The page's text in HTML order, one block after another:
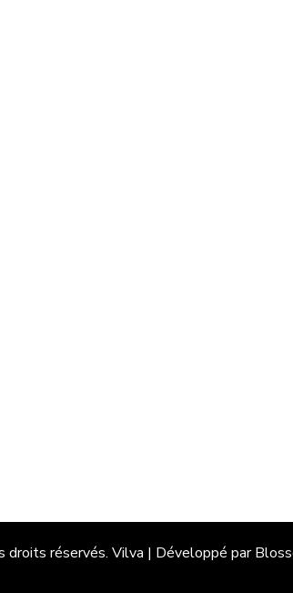
droits réservés. Vilva | Développé par